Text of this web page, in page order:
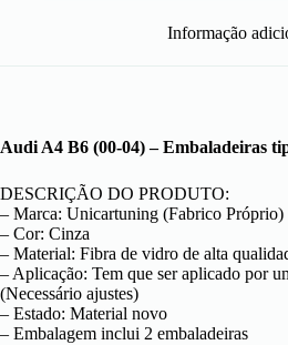
Informação
Audi A4 B6 (00-04) – Embaladeiras
DESCRIÇÃO DO PRODUTO:
– Marca: Unicartuning (Fabrico Próprio)
– Cor: Cinza
– Material: Fibra de vidro de alta
– Aplicação: Tem que ser aplicado por
(Necessário ajustes)
– Estado: Material novo
– Embalagem inclui 2 embaladeiras